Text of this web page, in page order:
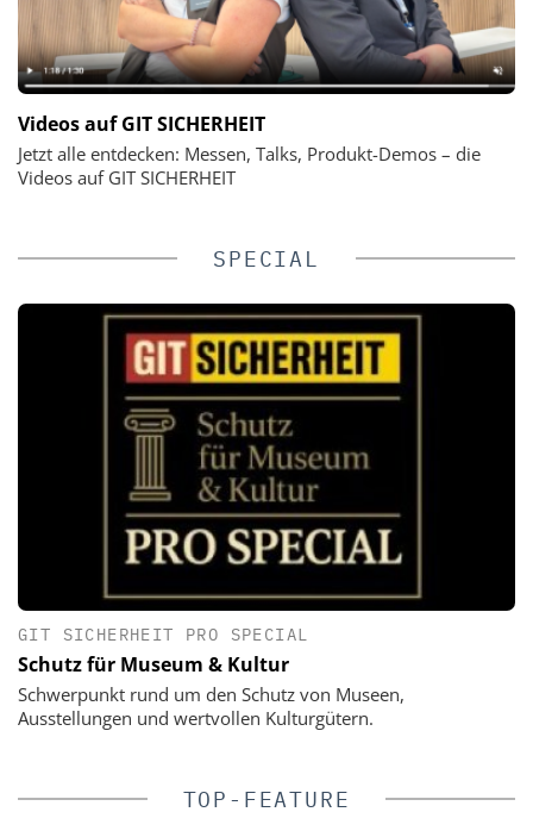
Videos auf GIT SICHERHEIT
Jetzt alle entdecken: Messen, Talks, Produkt-Demos – die
Videos auf GIT SICHERHEIT
SPECIAL
GIT SICHERHEIT PRO SPECIAL
Schutz für Museum & Kultur
Schwerpunkt rund um den Schutz von Museen,
Ausstellungen und wertvollen Kulturgütern.
TOP-FEATURE